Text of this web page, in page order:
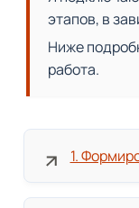
этапов, в
Ниже
работа.
1.